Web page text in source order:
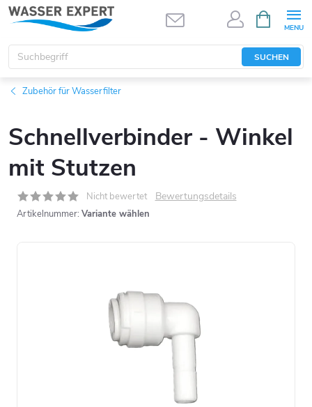
Zum
Inhalt
springen
SUCHEN
Zubehör für Wasserfilter
Schnellverbinder - Winkel
mit Stutzen
Nicht bewertet Bewertungsdetails
Artikelnummer: Variante wählen